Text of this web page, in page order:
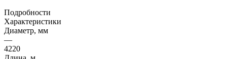
Подробности
Характеристики
Диаметр, мм
—
4220